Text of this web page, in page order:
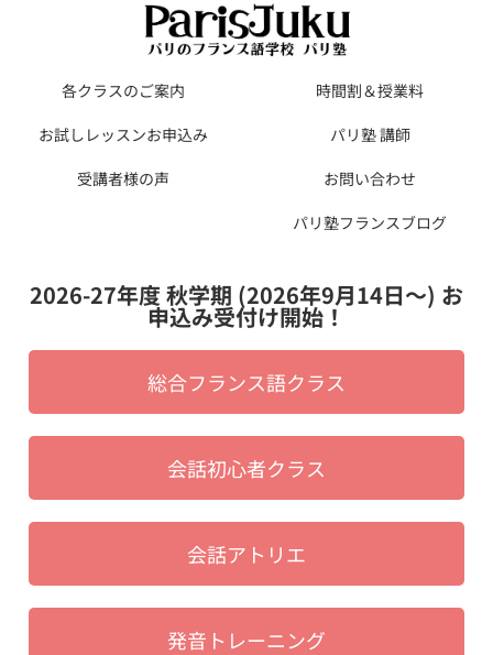
各クラスのご案内
時間割＆授業料
お試しレッスンお申込み
パリ塾 講師
受講者様の声
お問い合わせ
パリ塾フランスブログ
2026-27年度 秋学期 (2026年9月14日〜) お
申込み受付け開始！
総合フランス語クラス
会話初心者クラス
会話アトリエ
発音トレーニング